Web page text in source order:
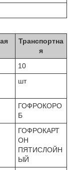
Транспортна
я
10
шт
ГОФРОКОРО
Б
ГОФРОКАРТ
ОН
ПЯТИСЛОЙН
ЫЙ